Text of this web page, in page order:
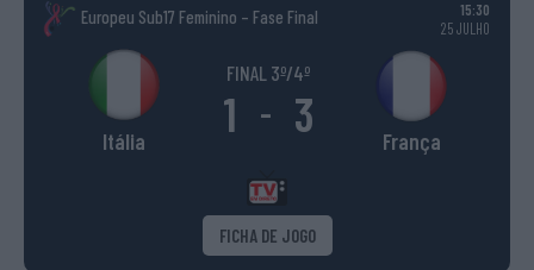
Europeu Sub17 Feminino – Fase Final
15:30
25 JULHO
Itália
FINAL 3º/4º
1 - 3 França
FICHA DE JOGO